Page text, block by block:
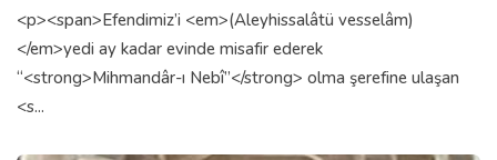
<p><span>Efendimiz’i <em>(Aleyhissalâtü vesselâm)
</em>yedi ay kadar evinde misafir ederek
“<strong>Mihmandâr-ı Nebî”</strong> olma şerefine ulaşan
<s...